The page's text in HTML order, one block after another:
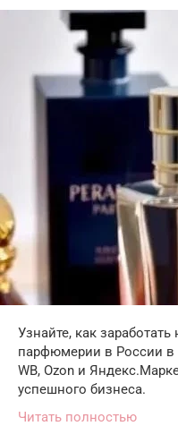
Узнайте, как
парфюмерии в России в
WB, Ozon и
успешного бизнеса.
Читать полностью